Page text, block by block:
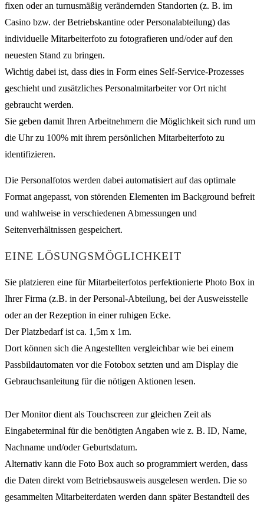
fixen oder an turnusmäßig verändernden Standorten (z. B. im
Casino bzw. der Betriebskantine oder Personalabteilung) das
individuelle Mitarbeiterfoto zu fotografieren und/oder auf den
neuesten Stand zu bringen.
Wichtig dabei ist, dass dies in Form eines Self-Service-Prozesses
geschieht und zusätzliches Personalmitarbeiter vor Ort nicht
gebraucht werden.
Sie geben damit Ihren Arbeitnehmern die Möglichkeit sich rund um
die Uhr zu 100% mit ihrem persönlichen Mitarbeiterfoto zu
identifizieren.
Die Personalfotos werden dabei automatisiert auf das optimale
Format angepasst, von störenden Elementen im Background befreit
und wahlweise in verschiedenen Abmessungen und
Seitenverhältnissen gespeichert.
EINE LÖSUNGSMÖGLICHKEIT
Sie platzieren eine für Mitarbeiterfotos perfektionierte Photo Box in
Ihrer Firma (z.B. in der Personal-Abteilung, bei der Ausweisstelle
oder an der Rezeption in einer ruhigen Ecke.
Der Platzbedarf ist ca. 1,5m x 1m.
Dort können sich die Angestellten vergleichbar wie bei einem
Passbildautomaten vor die Fotobox setzten und am Display die
Gebrauchsanleitung für die nötigen Aktionen lesen.
Der Monitor dient als Touchscreen zur gleichen Zeit als
Eingabeterminal für die benötigten Angaben wie z. B. ID, Name,
Nachname und/oder Geburtsdatum.
Alternativ kann die Foto Box auch so programmiert werden, dass
die Daten direkt vom Betriebsausweis ausgelesen werden. Die so
gesammelten Mitarbeiterdaten werden dann später Bestandteil des